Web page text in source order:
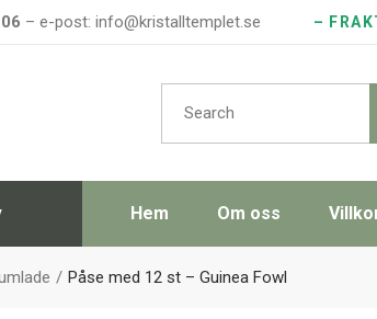
– e-post: info@kristalltemplet.se –
Search
for:
Hem Om oss
Påse med 12 st – Guinea Fowl